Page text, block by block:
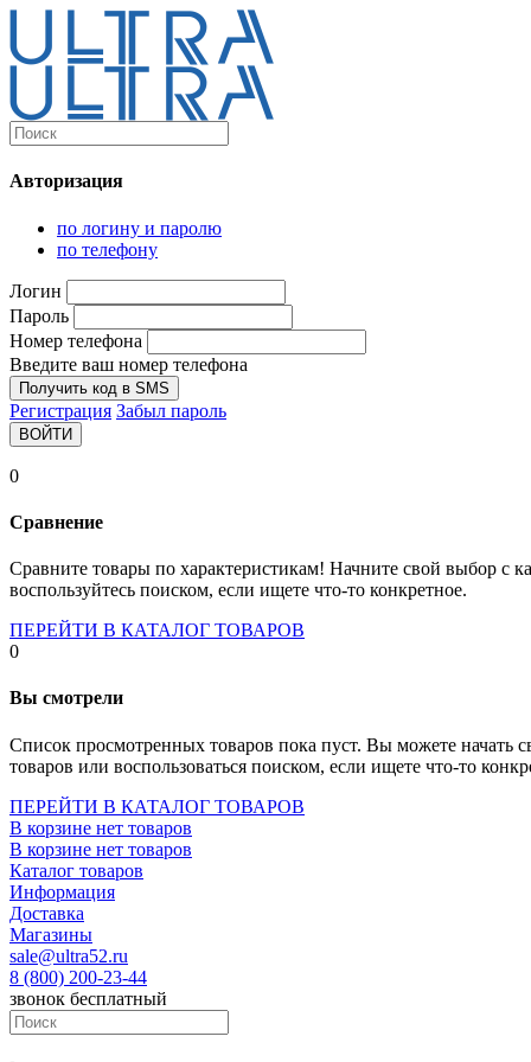
Каталог
Компьютеры и комплектующие
Персональные компьютеры
Моноблоки
Мониторы
Комплектующие
Socket-2066
Socket-775
Socket-fm2
Socket-am4
Socket- intel s1151
Socket- intel s2066
Socket- intel s1700
Авторизация
по логину и паролю
по телефону
Логин
Пароль
Номер телефона
Введите ваш номер телефона
Получить код в SMS
Регистрация Забыл пароль
ВОЙТИ
0
Сравнение
Сравните товары по характеристикам! Начните свой выбор с
воспользуйтесь поиском, если ищете что-то конкретное.
ПЕРЕЙТИ В КАТАЛОГ ТОВАРОВ
0
Вы смотрели
Список просмотренных товаров пока пуст. Вы можете начать
товаров или воспользоваться поиском, если ищете что-то
ПЕРЕЙТИ В КАТАЛОГ ТОВАРОВ
В корзине нет товаров
В корзине нет товаров
Каталог товаров
Информация
Доставка
Магазины
sale@ultra52.ru
8 (800) 200-23-44
звонок бесплатный